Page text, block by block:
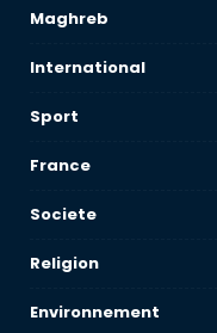
Maghreb
International
Sport
France
Societe
Religion
Environnement